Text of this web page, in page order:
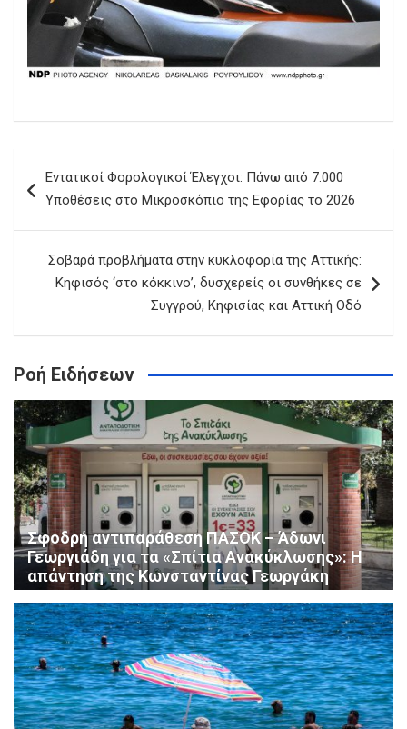
άρθρων
Εντατικοί Φορολογικοί Έλεγχοι: Πάνω από 7.000
Υποθέσεις στο Μικροσκόπιο της Εφορίας το 2026
Σοβαρά προβλήματα στην κυκλοφορία της Αττικής:
Κηφισός ‘στο κόκκινο’, δυσχερείς οι συνθήκες σε
Συγγρού, Κηφισίας και Αττική Οδό
Ροή Ειδήσεων
Σφοδρή αντιπαράθεση ΠΑΣΟΚ – Άδωνι
Γεωργιάδη για τα «Σπίτια Ανακύκλωσης»: Η
απάντηση της Κωνσταντίνας Γεωργάκη